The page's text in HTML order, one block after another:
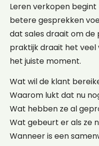
Leren verkopen
betere gesprekken
dat sales draait om
praktijk draait het veel
het juiste moment.
Wat wil de klant
Waarom lukt dat nu
Wat hebben ze al
Wat gebeurt er als ze
Wanneer is een